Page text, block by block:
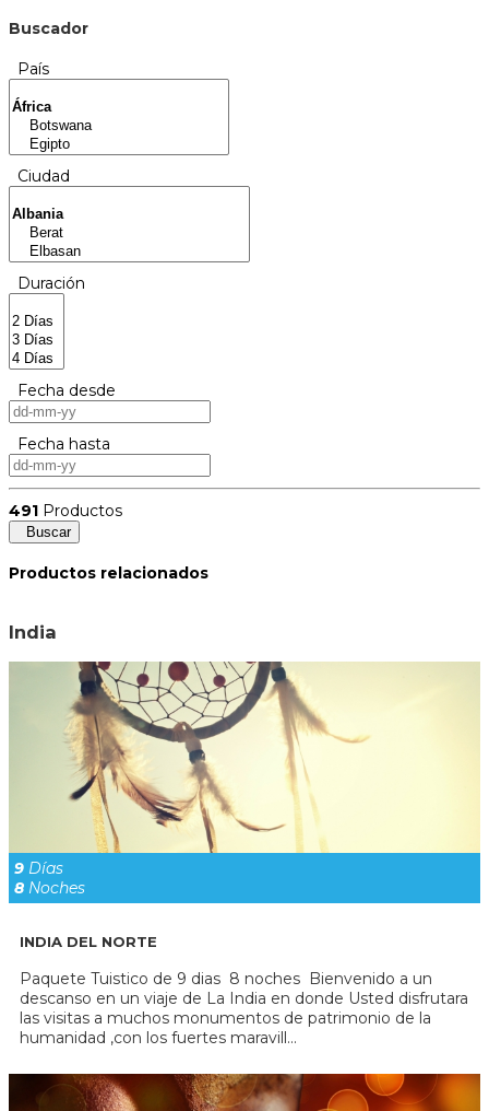
Buscador
País
Ciudad
Duración
Fecha desde
Fecha hasta
491 Productos
Buscar
Productos relacionados
India
9 Días
8 Noches
INDIA DEL NORTE
Paquete Tuistico de 9 dias 8 noches Bienvenido a un
descanso en un viaje de La India en donde Usted disfrutara
las visitas a muchos monumentos de patrimonio de la
humanidad ,con los fuertes maravill...